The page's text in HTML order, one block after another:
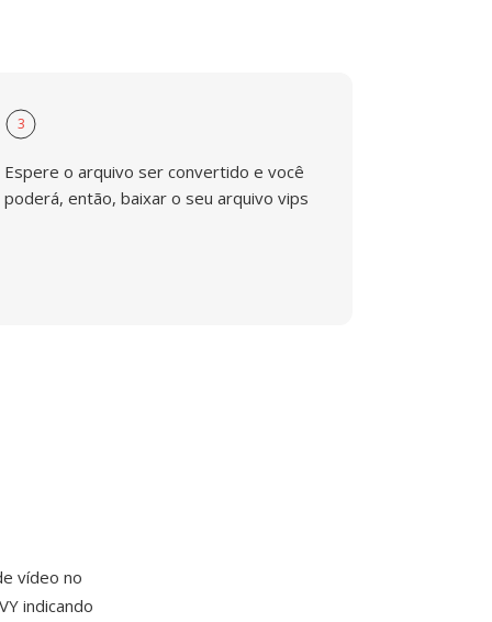
3
Espere o arquivo ser convertido e você
poderá, então, baixar o seu arquivo vips
vídeo no
indicando